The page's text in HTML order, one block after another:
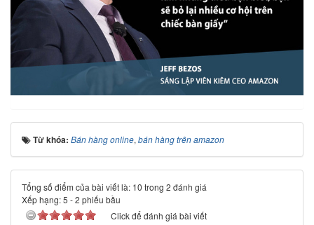
Từ khóa: Bán hàng online, bán hàng trên amazon
Tổng số điểm của bài viết là: 10 trong 2 đánh giá
Xếp hạng:5 -2 phiếu bầu
Click để đánh giá bài viết